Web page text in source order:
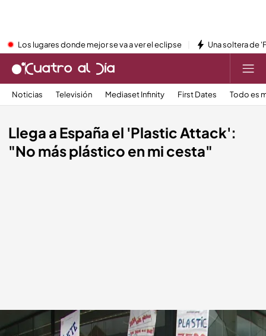
Los lugares donde mejor se va a ver el eclipse Una soltera de
Noticias Televisión Mediaset Infinity First Dates Todo es
Llega a España el 'Plastic Attack':
"No más plástico en mi cesta"